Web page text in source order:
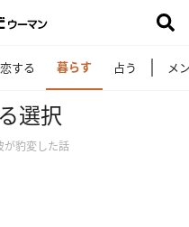
恋する 暮らす 占う メ
選択
が豹変した話